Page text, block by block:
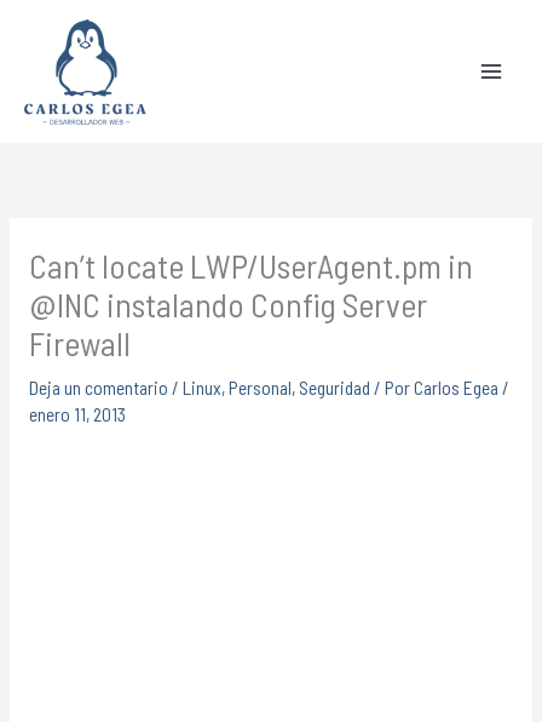
contenido
Can’t locate LWP/UserAgent.pm in
@INC instalando Config Server
Firewall
Deja un comentario / Linux,Personal, Seguridad / PorCarlos Egea /
enero 11, 2013